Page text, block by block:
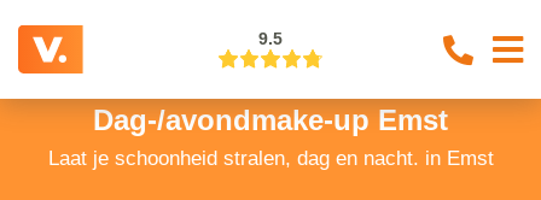
9.5
Dag-/avondmake-up Emst
Laat je schoonheid stralen, dag en nacht. in Emst